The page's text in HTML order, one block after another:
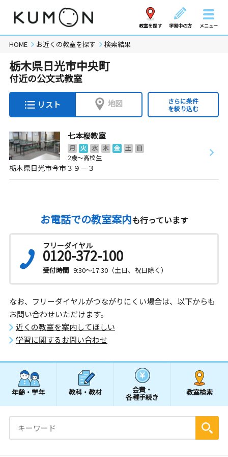
教室を探す 学習中の方 メニュー
HOME お近くの教室を探す 検索結果
栃木県日光市中央町
付近の公文式教室
リスト 地図
さらに条件
を絞り込む
七本桜教室
月 火 水 木 金 土
日
2歳～高校生
栃木県日光市今市３９－３
お電話での教室案内も行っています
フリーダイヤル
0120-372-100
受付時間 9:30～17:30（土日、祝日除く）
なお、フリーダイヤルがつながりにくい場合は、以下からも
お問い合わせいただけます。
近くの教室を案内してほしい
学習に関するお問い合わせ
年齢・学年 教科・教材 会費・
各種手続き
教室検索